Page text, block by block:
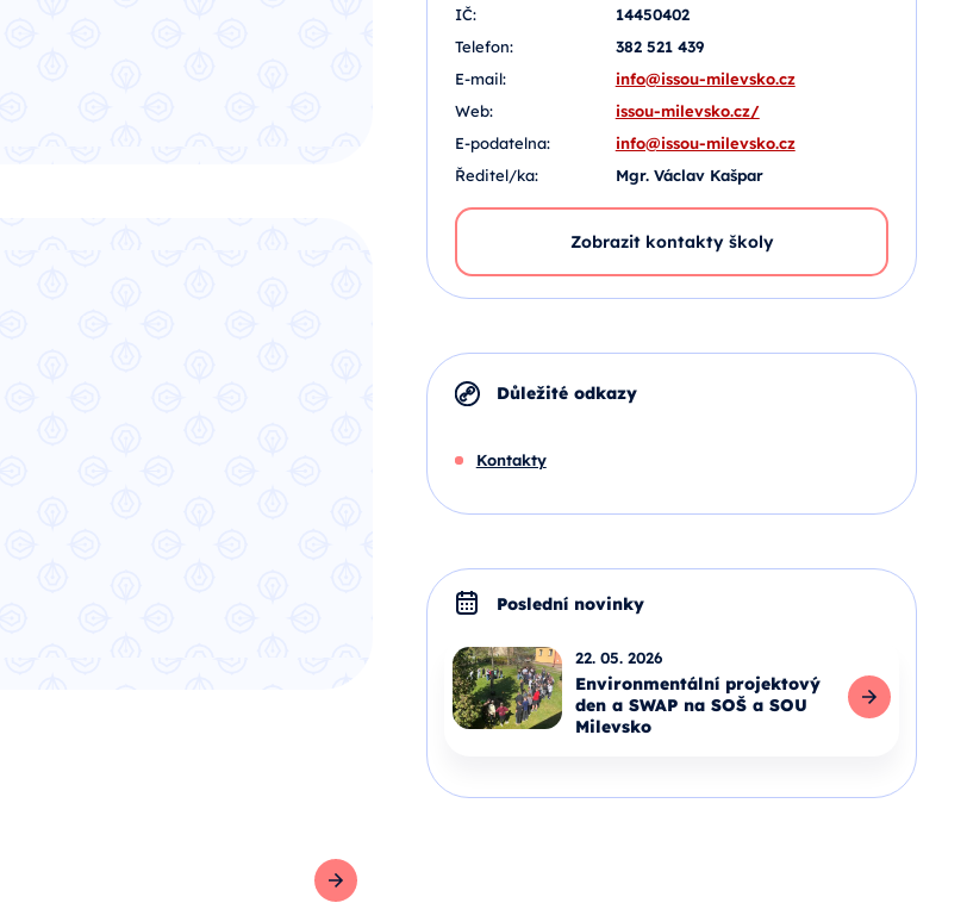
IČ:
14450402
Telefon:
382 521 439
E-mail:
info@issou-milevsko.cz
Web:
issou-milevsko.cz/
E-podatelna:
info@issou-milevsko.cz
Ředitel/ka:
Mgr. Václav Kašpar
Zobrazit kontakty školy
Důležité odkazy
Kontakty
Poslední novinky
22. 05. 2026
Environmentální projektový
den a SWAP na SOŠ a SOU
Milevsko
Celý článek